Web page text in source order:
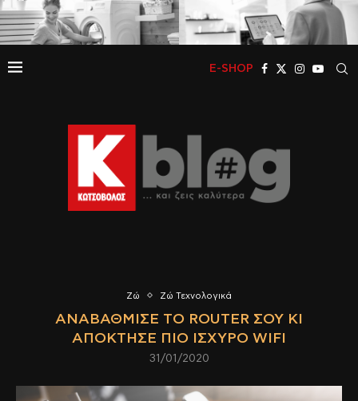
E-SHOP
Ζώ Ζώ Τεχνολογικά
ΑΝΑΒΆΘΜΙΣΕ ΤΟ ROUTER ΣΟΥ ΚΙ
ΑΠΌΚΤΗΣΕ ΠΙΟ ΙΣΧΥΡΌ WIFI
31/01/2020